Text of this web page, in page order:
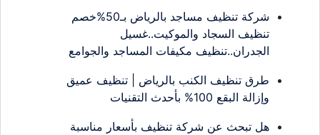
شركة تنظيف مساجد بالرياض بـ50%خصم
تنظيف السجاد والموكيت..غسيل
الجدران..تنظيف مكيفات المساجد والجوامع
طرق تنظيف الكنب بالرياض | تنظيف عميق
وإزالة البقع 100% بأحدث التقنيات
هل تبحث عن شركة تنظيف بأسعار مناسبة